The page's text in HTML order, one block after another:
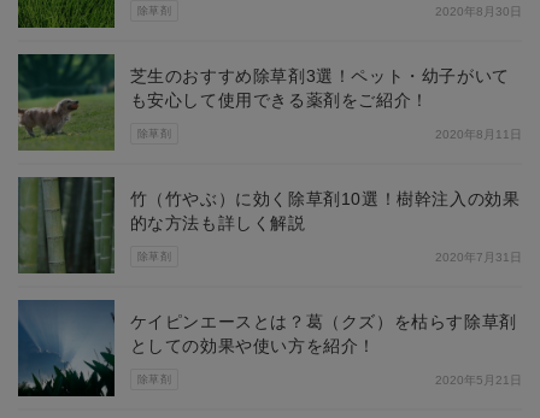
除草剤 2020年8月30日
除草剤
芝生のおすすめ除草剤3選！ペット・幼子がいて
も安心して使用できる薬剤をご紹介！
2020年8月11日
除草剤
竹（竹やぶ）に効く除草剤10選！樹幹注入の効果
的な方法も詳しく解説
2020年7月31日
除草剤
ケイピンエースとは？葛（クズ）を枯らす除草剤
としての効果や使い方を紹介！
2020年5月21日